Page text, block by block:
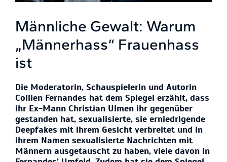
Männliche Gewalt: Warum
„Männerhass“ Frauenhass
ist
Die Moderatorin, Schauspielerin und Autorin
Collien Fernandes hat dem Spiegel erzählt, dass
ihr Ex-Mann Christian Ulmen ihr gegenüber
gestanden hat, sexualisierte, sie erniedrigende
Deepfakes mit ihrem Gesicht verbreitet und in
ihrem Namen sexualisierte Nachrichten mit
Männern ausgetauscht zu haben, viele davon in